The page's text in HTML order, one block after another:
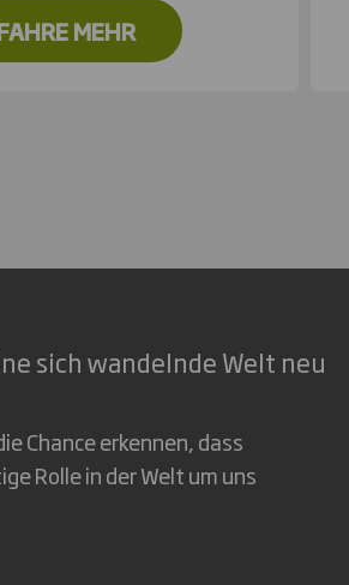
MEHR
sich wandelnde Welt neu
Chance erkennen, dass
Rolle in der Welt um uns